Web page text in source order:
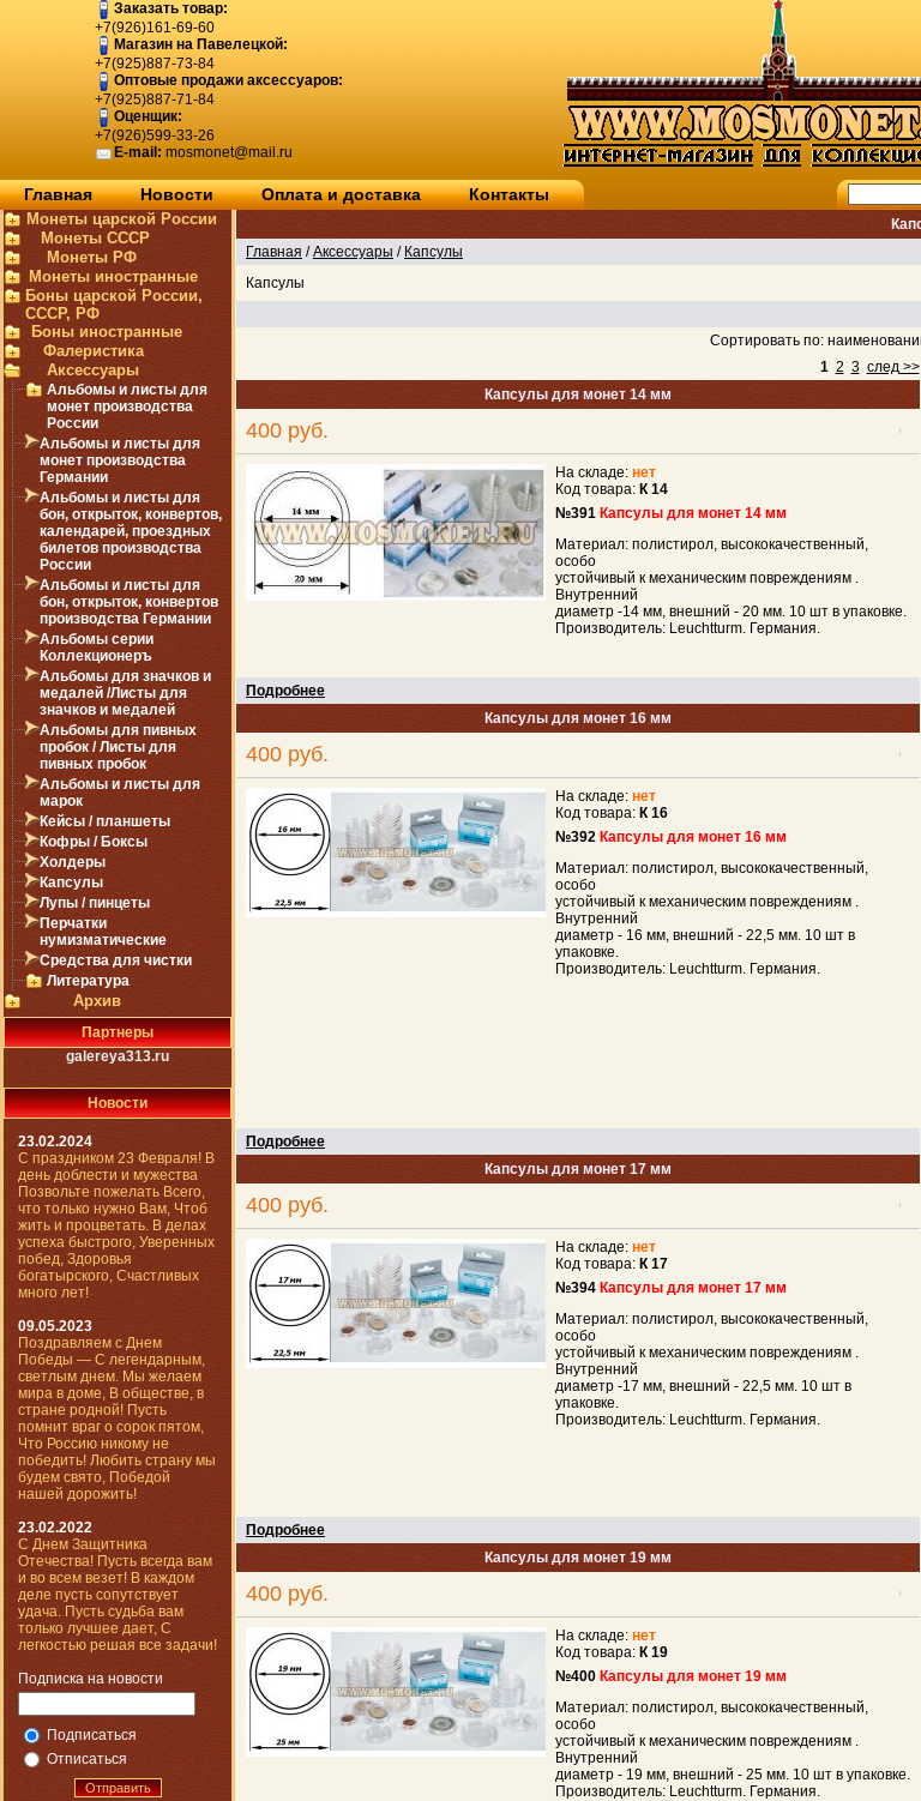
Заказать товар:
+7(926)161-69-60
Магазин на Павелецкой:
+7(925)887-73-84
Оптовые продажи аксессуаров:
+7(925)887-71-84
Оценщик:
+7(926)599-33-26
E-mail: mosmonet@mail.ru
Главная Новости Оплата и доставка Контакты
Монеты царской России
Монеты СССР
Монеты РФ
Монеты иностранные
Боны царской России,
СССР, РФ
Боны иностранные
Фалеристика
Аксессуары
Альбомы и листы для
монет производства
России
Альбомы и листы для
монет производства
Германии
Альбомы и листы для
бон, открыток, конвертов,
календарей, проездных
билетов производства
России
Альбомы и листы для
бон, открыток, конвертов
производства Германии
Альбомы серии
Коллекционеръ
Альбомы для значков и
медалей /Листы для
значков и медалей
Альбомы для пивных
пробок / Листы для
пивных пробок
Альбомы и листы для
марок
Кейсы / планшеты
Кофры / Боксы
Холдеры
Капсулы
Лупы / пинцеты
Перчатки
нумизматические
Средства для чистки
Литература
Архив
Партнеры
galereya313.ru
Новости
23.02.2024
С праздником 23 Февраля! В
день доблести и мужества
Позвольте пожелать Всего,
что только нужно Вам, Чтоб
жить и процветать. В делах
успеха быстрого, Уверенных
побед, Здоровья
богатырского, Счастливых
много лет!
09.05.2023
Поздравляем с Днем
Победы — С легендарным,
светлым днем. Мы желаем
мира в доме, В обществе, в
стране родной! Пусть
помнит враг о сорок пятом,
Что Россию никому не
победить! Любить страну мы
будем свято, Победой
нашей дорожить!
23.02.2022
С Днем Защитника
Отечества! Пусть всегда вам
и во всем везет! В каждом
деле пусть сопутствует
удача. Пусть судьба вам
только лучшее дает, С
легкостью решая все задачи!
Подписка на новости
Подписаться
Отписаться
Отправить
Главная /Аксессуары / Капсулы
Капсулы
Сортировать по:
1 2 3 след >>
Капсулы для монет 14 мм
400 руб.
На складе: нет
Код товара: К 14
№391 Капсулы для монет 14 мм
Материал: полистирол, высококачественный,
особо
устойчивый к механическим повреждениям .
Внутренний
диаметр -14 мм, внешний - 20 мм. 10 шт в упаковке.
Производитель: Leuchtturm. Германия.
Подробнее
Капсулы для монет 16 мм
400 руб.
На складе: нет
Код товара: К 16
№392 Капсулы для монет 16 мм
Материал: полистирол, высококачественный,
особо
устойчивый к механическим повреждениям .
Внутренний
диаметр - 16 мм, внешний - 22,5 мм. 10 шт в
упаковке.
Производитель: Leuchtturm. Германия.
Подробнее
Капсулы для монет 17 мм
400 руб.
На складе: нет
Код товара: К 17
№394 Капсулы для монет 17 мм
Материал: полистирол, высококачественный,
особо
устойчивый к механическим повреждениям .
Внутренний
диаметр -17 мм, внешний - 22,5 мм. 10 шт в
упаковке.
Производитель: Leuchtturm. Германия.
Подробнее
Капсулы для монет 19 мм
400 руб.
На складе: нет
Код товара: К 19
№400 Капсулы для монет 19 мм
Материал: полистирол, высококачественный,
особо
устойчивый к механическим повреждениям .
Внутренний
диаметр - 19 мм, внешний - 25 мм. 10 шт в упаковке.
Производитель: Leuchtturm. Германия.